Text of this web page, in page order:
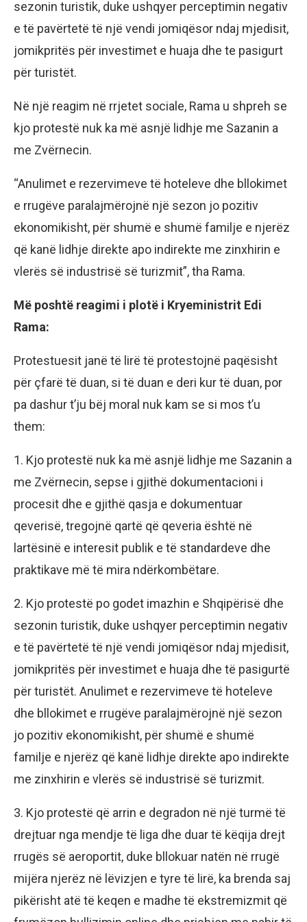
sezonin turistik, duke ushqyer perceptimin negativ
e të pavërtetë të një vendi jomiqësor ndaj mjedisit,
jomikpritës për investimet e huaja dhe te pasigurt
për turistët.
Në një reagim në rrjetet sociale, Rama u shpreh se
kjo protestë nuk ka më asnjë lidhje me Sazanin a
me Zvërnecin.
“Anulimet e rezervimeve të hoteleve dhe bllokimet
e rrugëve paralajmërojnë një sezon jo pozitiv
ekonomikisht, për shumë e shumë familje e njerëz
që kanë lidhje direkte apo indirekte me zinxhirin e
vlerës së industrisë së turizmit”, tha Rama.
Më poshtë reagimi i plotë i Kryeministrit Edi
Rama:
Protestuesit janë të lirë të protestojnë paqësisht
për çfarë të duan, si të duan e deri kur të duan, por
pa dashur t’ju bëj moral nuk kam se si mos t’u
them:
1. Kjo protestë nuk ka më asnjë lidhje me Sazanin a
me Zvërnecin, sepse i gjithë dokumentacioni i
procesit dhe e gjithë qasja e dokumentuar
qeverisë, tregojnë qartë që qeveria është në
lartësinë e interesit publik e të standardeve dhe
praktikave më të mira ndërkombëtare.
2. Kjo protestë po godet imazhin e Shqipërisë dhe
sezonin turistik, duke ushqyer perceptimin negativ
e të pavërtetë të një vendi jomiqësor ndaj mjedisit,
jomikpritës për investimet e huaja dhe të pasigurtë
për turistët. Anulimet e rezervimeve të hoteleve
dhe bllokimet e rrugëve paralajmërojnë një sezon
jo pozitiv ekonomikisht, për shumë e shumë
familje e njerëz që kanë lidhje direkte apo indirekte
me zinxhirin e vlerës së industrisë së turizmit.
3. Kjo protestë që arrin e degradon në një turmë të
drejtuar nga mendje të liga dhe duar të këqija drejt
rrugës së aeroportit, duke bllokuar natën në rrugë
mijëra njerëz në lëvizjen e tyre të lirë, ka brenda saj
pikërisht atë të keqen e madhe të ekstremizmit që